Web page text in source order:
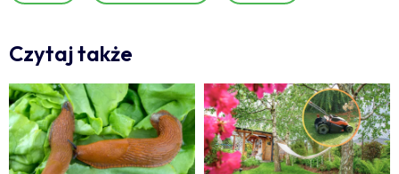
Czytaj także